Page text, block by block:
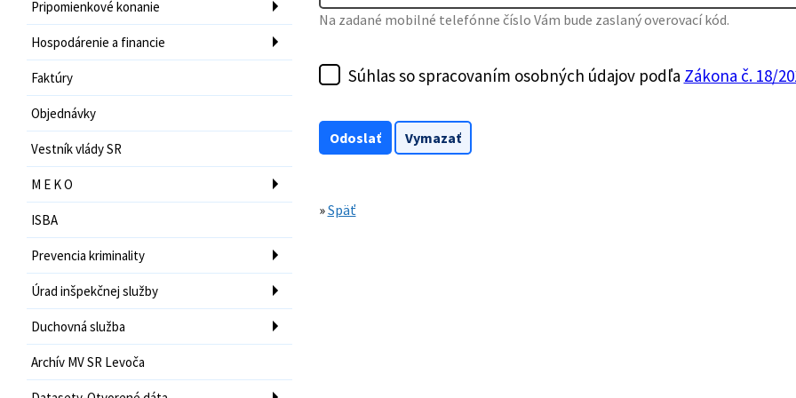
Pripomienkové konanie
Hospodárenie a financie
Faktúry
Objednávky
Vestník vlády SR
M E K O
ISBA
Prevencia kriminality
Úrad inšpekčnej služby
Duchovná služba
Archív MV SR Levoča
Na zadané mobilné telefónne číslo Vám bude zaslaný overovací kód.
Súhlas so spracovaním osobných údajov podľa Zákona č. 18/
»Späť